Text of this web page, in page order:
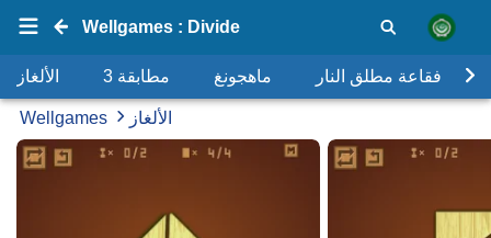
Wellgames : Divide
الألغاز مطابقة 3 ماهجونغ فقاعة مطلق النار
Wellgames الألغاز